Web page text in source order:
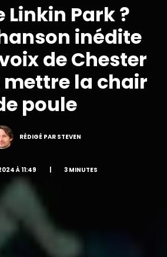
Linkin Park ?
inédite
de Chester
la chair
poule
RÉDIGÉ PAR STEVEN
À 11:49 | 3 MINUTES